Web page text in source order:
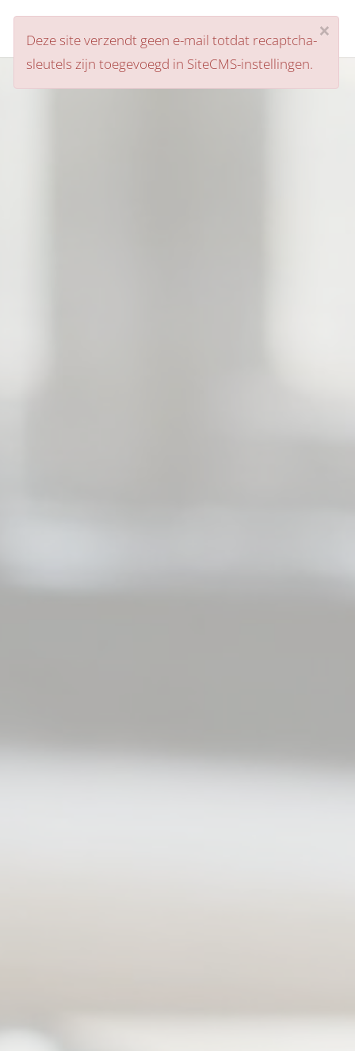
×
Deze site verzendt geen e-mail totdat recaptcha-
sleutels zijn toegevoegd in SiteCMS-instellingen.